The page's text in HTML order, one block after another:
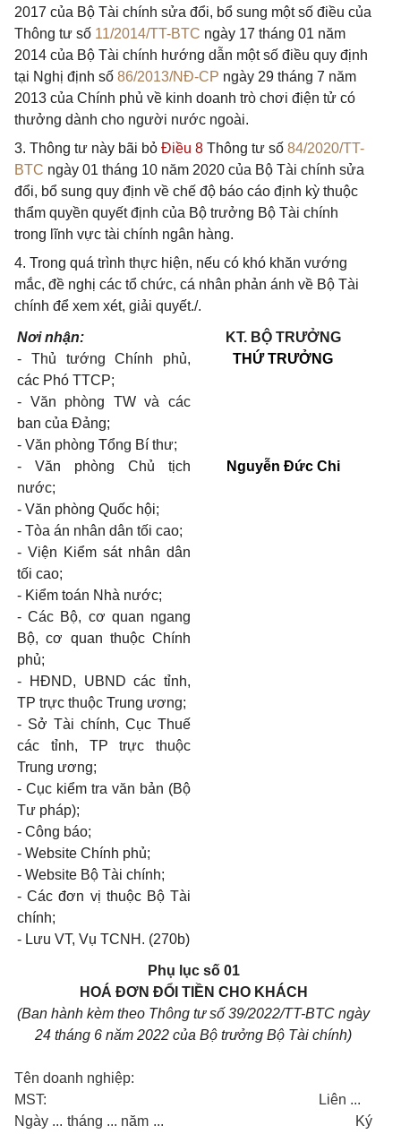
2017 của Bộ Tài chính sửa đổi, bổ sung một số điều của
Thông tư số 11/2014/TT-BTC ngày 17 tháng 01 năm
2014 của Bộ Tài chính hướng dẫn một số điều quy định
tại Nghị định số 86/2013/NĐ-CP ngày 29 tháng 7 năm
2013 của Chính phủ về kinh doanh trò chơi điện tử có
thưởng dành cho người nước ngoài.
3. Thông tư này bãi bỏ Điều 8 Thông tư số 84/2020/TT-
BTC ngày 01 tháng 10 năm 2020 của Bộ Tài chính sửa
đổi, bổ sung quy định về chế độ báo cáo định kỳ thuộc
thẩm quyền quyết định của Bộ trưởng Bộ Tài chính
trong lĩnh vực tài chính ngân hàng.
4. Trong quá trình thực hiện, nếu có khó khăn vướng
mắc, đề nghị các tổ chức, cá nhân phản ánh về Bộ Tài
chính để xem xét, giải quyết./.
Nơi nhận:
- Thủ tướng Chính phủ,
các Phó TTCP;
- Văn phòng TW và các
ban của Đảng;
- Văn phòng Tổng Bí thư;
- Văn phòng Chủ tịch
nước;
- Văn phòng Quốc hội;
- Tòa án nhân dân tối cao;
- Viện Kiểm sát nhân dân
tối cao;
- Kiểm toán Nhà nước;
- Các Bộ, cơ quan ngang
Bộ, cơ quan thuộc Chính
phủ;
- HĐND, UBND các tỉnh,
TP trực thuộc Trung ương;
- Sở Tài chính, Cục Thuế
các tỉnh, TP trực thuộc
Trung ương;
- Cục kiểm tra văn bản (Bộ
Tư pháp);
- Công báo;
- Website Chính phủ;
- Website Bộ Tài chính;
- Các đơn vị thuộc Bộ Tài
chính;
- Lưu VT, Vụ TCNH. (270b)
KT. BỘ TRƯỞNG
THỨ TRƯỞNG
Nguyễn Đức Chi
Phụ lục số 01
HOÁ ĐƠN ĐỔI TIỀN CHO KHÁCH
(Ban hành kèm theo Thông tư số 39/2022/TT-BTC ngày
24 tháng 6 năm 2022 của Bộ trưởng Bộ Tài chính)
Tên doanh nghiệp:
MST: Liên ...
Ngày ... tháng ... năm ... Ký